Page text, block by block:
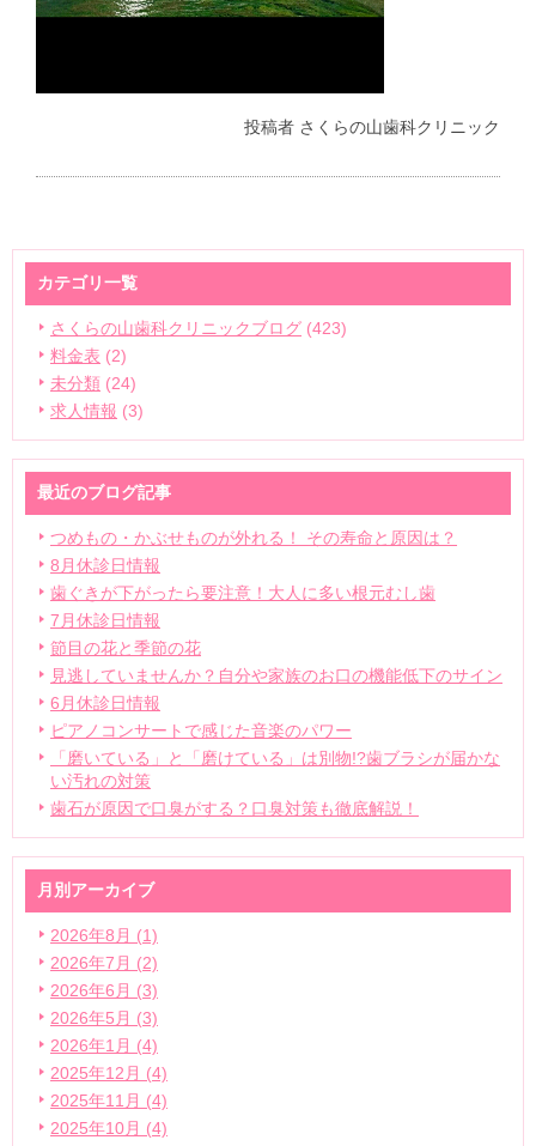
投稿者 さくらの山歯科クリニック
カテゴリ一覧
さくらの山歯科クリニックブログ (423)
料金表 (2)
未分類 (24)
求人情報 (3)
最近のブログ記事
つめもの・かぶせものが外れる！ その寿命と原因は？
8月休診日情報
歯ぐきが下がったら要注意！大人に多い根元むし歯
7月休診日情報
節目の花と季節の花
見逃していませんか？自分や家族のお口の機能低下のサイン
6月休診日情報
ピアノコンサートで感じた音楽のパワー
「磨いている」と「磨けている」は別物!?歯ブラシが届かな
い汚れの対策
歯石が原因で口臭がする？口臭対策も徹底解説！
月別アーカイブ
2026年8月 (1)
2026年7月 (2)
2026年6月 (3)
2026年5月 (3)
2026年1月 (4)
2025年12月 (4)
2025年11月 (4)
2025年10月 (4)